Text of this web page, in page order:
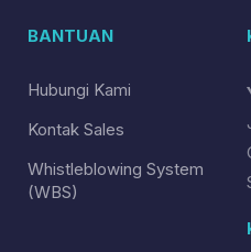
BANTUAN
Hubungi Kami
Kontak Sales
Whistleblowing System
(WBS)